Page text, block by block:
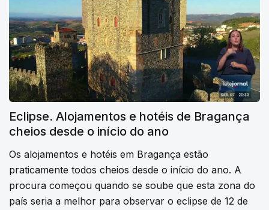
Eclipse. Alojamentos e hotéis de Bragança
cheios desde o início do ano
Os alojamentos e hotéis em Bragança estão
praticamente todos cheios desde o início do ano. A
procura começou quando se soube que esta zona do
país seria a melhor para observar o eclipse de 12 de